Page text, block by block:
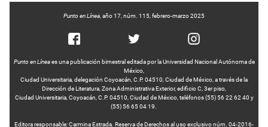
Punto en Línea , año 17, núm. 115, febrero-marzo 2025
Punto en Líneaes una publicación bimestral editada por la Universidad Nacional Autónoma de
México,
Ciudad Universitaria, delegación Coyoacán, C.P. 04510, Ciudad de México, a través de la
Dirección de Literatura, Zona Administrativa Exterior, edificio C, 3er piso,
Ciudad Universitaria, Coyoacán, C.P. 04510, Ciudad de México, teléfonos (55) 56 22 62 40 y
(55) 56 65 04 19.
Editora responsable: Carmina Estrada. Reserva de Derechos al uso exclusivo núm. 04-2016-